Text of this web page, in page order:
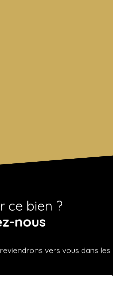
ce bien ?
nous
vers vous dans les